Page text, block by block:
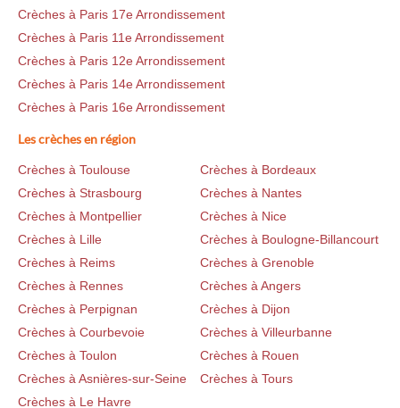
Crèches à Paris 17e Arrondissement
Crèches à Paris 11e Arrondissement
Crèches à Paris 12e Arrondissement
Crèches à Paris 14e Arrondissement
Crèches à Paris 16e Arrondissement
Les crèches en région
Crèches à Toulouse
Crèches à Bordeaux
Crèches à Strasbourg
Crèches à Nantes
Crèches à Montpellier
Crèches à Nice
Crèches à Lille
Crèches à Boulogne-Billancourt
Crèches à Reims
Crèches à Grenoble
Crèches à Rennes
Crèches à Angers
Crèches à Perpignan
Crèches à Dijon
Crèches à Courbevoie
Crèches à Villeurbanne
Crèches à Toulon
Crèches à Rouen
Crèches à Asnières-sur-Seine
Crèches à Tours
Crèches à Le Havre